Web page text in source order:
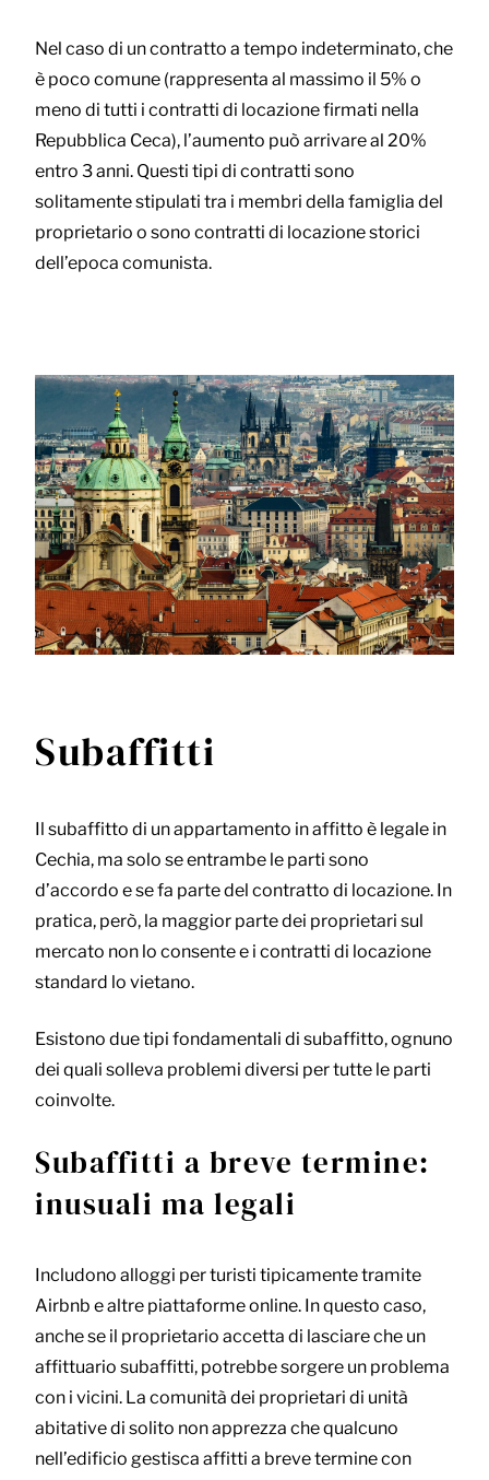
Nel caso di un contratto a tempo indeterminato, che
è poco comune (rappresenta al massimo il 5% o
meno di tutti i contratti di locazione firmati nella
Repubblica Ceca), l’aumento può arrivare al 20%
entro 3 anni. Questi tipi di contratti sono
solitamente stipulati tra i membri della famiglia del
proprietario o sono contratti di locazione storici
dell’epoca comunista.
Subaffitti
Il subaffitto di un appartamento in affitto è legale in
Cechia, ma solo se entrambe le parti sono
d’accordo e se fa parte del contratto di locazione. In
pratica, però, la maggior parte dei proprietari sul
mercato non lo consente e i contratti di locazione
standard lo vietano.
Esistono due tipi fondamentali di subaffitto, ognuno
dei quali solleva problemi diversi per tutte le parti
coinvolte.
Subaffitti a breve termine:
inusuali ma legali
Includono alloggi per turisti tipicamente tramite
Airbnb e altre piattaforme online. In questo caso,
anche se il proprietario accetta di lasciare che un
affittuario subaffitti, potrebbe sorgere un problema
con i vicini. La comunità dei proprietari di unità
abitative di solito non apprezza che qualcuno
nell’edificio gestisca affitti a breve termine con